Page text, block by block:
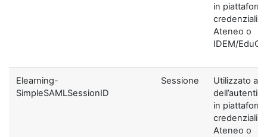
in
credenziali di
Ateneo o
IDEM/
Elearning-
SimpleSAMLSessionID
Sessione
Utilizzato ai
in
credenziali di
Ateneo o